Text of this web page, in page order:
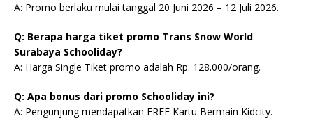
A: Promo berlaku mulai tanggal 20 Juni 2026 – 12 Juli 2026.
Q: Berapa harga tiket promo Trans Snow World
Surabaya Schooliday?
A: Harga Single Tiket promo adalah Rp. 128.000/orang.
Q: Apa bonus dari promo Schooliday ini?
A: Pengunjung mendapatkan FREE Kartu Bermain Kidcity.